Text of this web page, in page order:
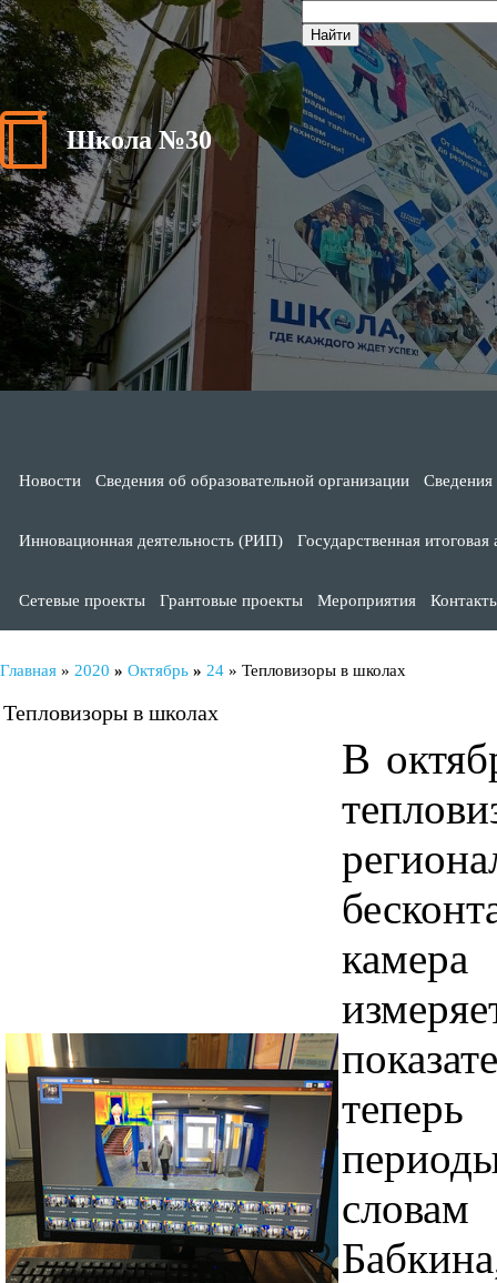
Школа №30
Новости Сведения об образовательной организации Сведения
Инновационная деятельность (РИП) Государственная итоговая
Сетевые проекты Грантовые проекты Мероприятия
Главная » 2020 » Октябрь » 24 » Тепловизоры в школах
Тепловизоры в школах
В
словам